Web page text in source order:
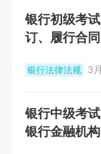
银行初级考
订、履行合
银行法律法规 3
银行中级考
银行金融机构